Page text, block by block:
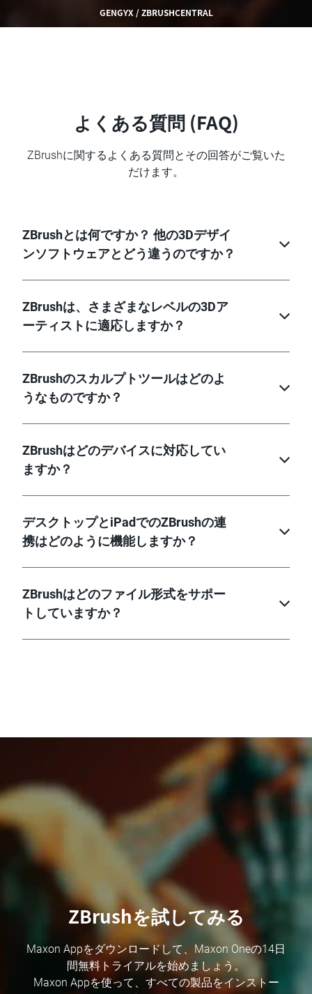
GENGYX / ZBRUSHCENTRAL
よくある質問 (FAQ)
ZBrushに関するよくある質問とその回答がご覧いた
だけます。
ZBrushとは何ですか？ 他の3Dデザイ
ンソフトウェアとどう違うのですか？
ZBrushは、さまざまなレベルの3Dア
ーティストに適応しますか？
ZBrushのスカルプトツールはどのよ
うなものですか？
ZBrushはどのデバイスに対応してい
ますか？
デスクトップとiPadでのZBrushの連
携はどのように機能しますか？
ZBrushはどのファイル形式をサポー
トしていますか？
ZBrushを試してみる
Maxon Appをダウンロードして、Maxon Oneの14日
間無料トライアルを始めましょう。
Maxon Appを使って、すべての製品をインストー